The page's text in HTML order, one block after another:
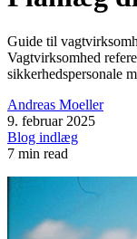
Guide til
Vagtvirksomhed
sikkerhedspersonale
Andreas Moeller
9. februar 2025
Blog indlæg
7 min read